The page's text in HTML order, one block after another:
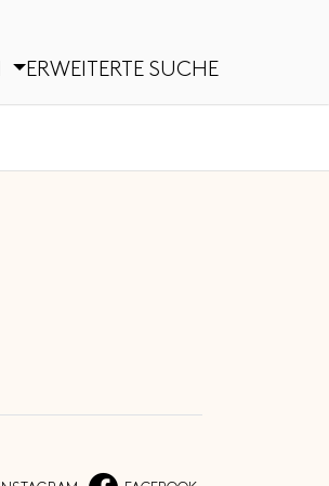
ERWEITERTE SUCHE